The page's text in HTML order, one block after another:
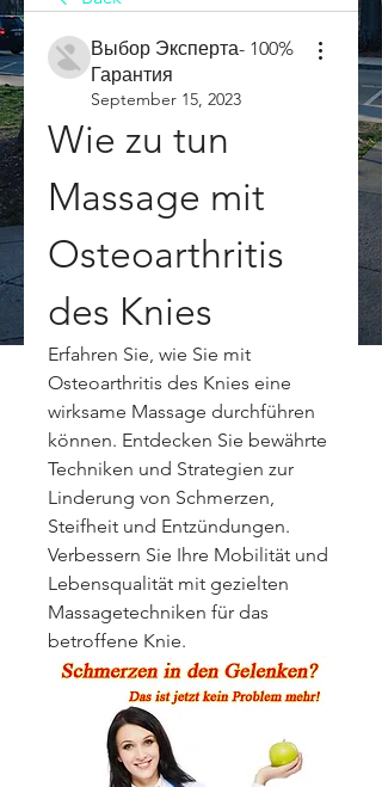
Выбор Эксперта- 100%
Гарантия
September 15, 2023
Wie zu tun
Massage mit
Osteoarthritis
des Knies
Erfahren Sie, wie Sie mit
Osteoarthritis des Knies eine
wirksame Massage durchführen
können. Entdecken Sie bewährte
Techniken und Strategien zur
Linderung von Schmerzen,
Steifheit und Entzündungen.
Verbessern Sie Ihre Mobilität und
Lebensqualität mit gezielten
Massagetechniken für das
betroffene Knie.